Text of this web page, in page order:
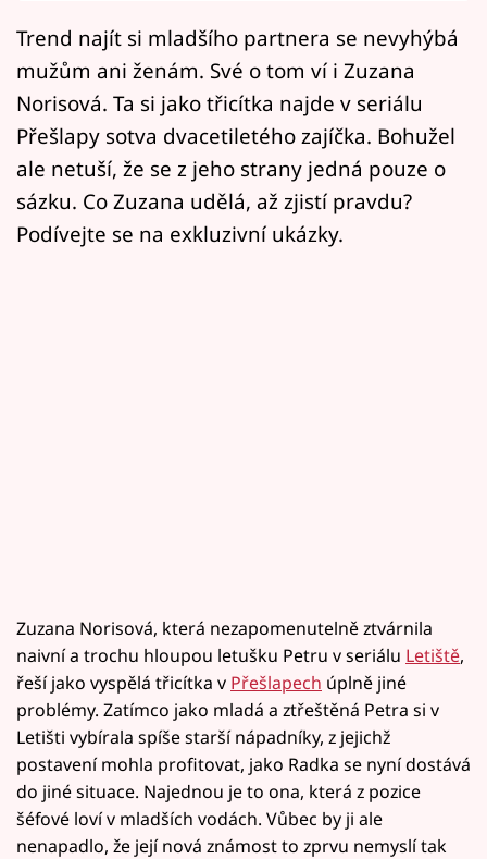
Mámy sobě
Přihlášení
Sledujte nás
Trend najít si mladšího partnera se nevyhýbá
mužům ani ženám. Své o tom ví i Zuzana
Norisová. Ta si jako třicítka najde v seriálu
Přešlapy sotva dvacetiletého zajíčka. Bohužel
ale netuší, že se z jeho strany jedná pouze o
sázku. Co Zuzana udělá, až zjistí pravdu?
Podívejte se na exkluzivní ukázky.
Zuzana Norisová, která nezapomenutelně ztvárnila
naivní a trochu hloupou letušku Petru v seriálu Letiště,
řeší jako vyspělá třicítka v Přešlapech úplně jiné
problémy. Zatímco jako mladá a ztřeštěná Petra si v
Letišti vybírala spíše starší nápadníky, z jejichž
postavení mohla profitovat, jako Radka se nyní dostává
do jiné situace. Najednou je to ona, která z pozice
šéfové loví v mladších vodách. Vůbec by ji ale
nenapadlo, že její nová známost to zprvu nemyslí tak